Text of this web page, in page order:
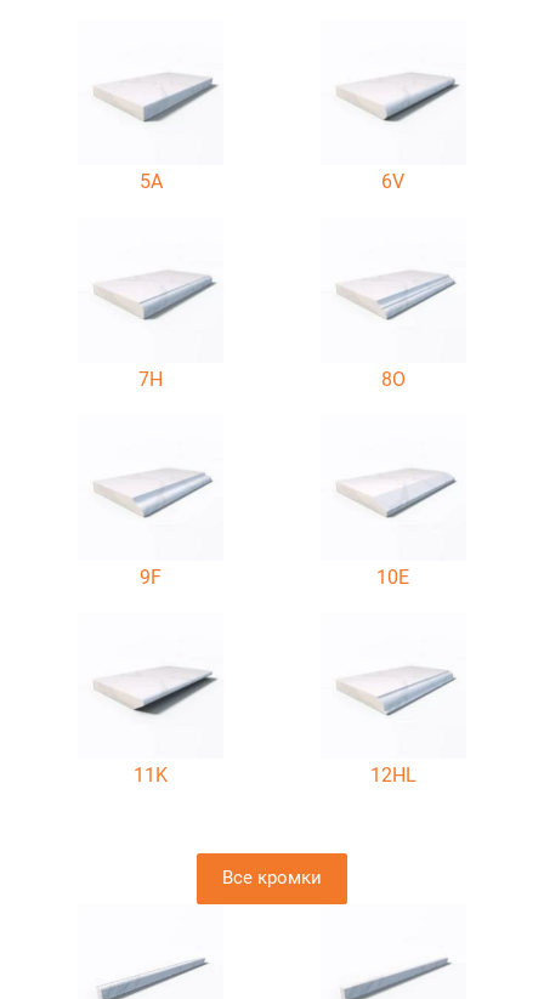
5A 6V
7H 8O
9F 10E
11K 12HL
Все кромки